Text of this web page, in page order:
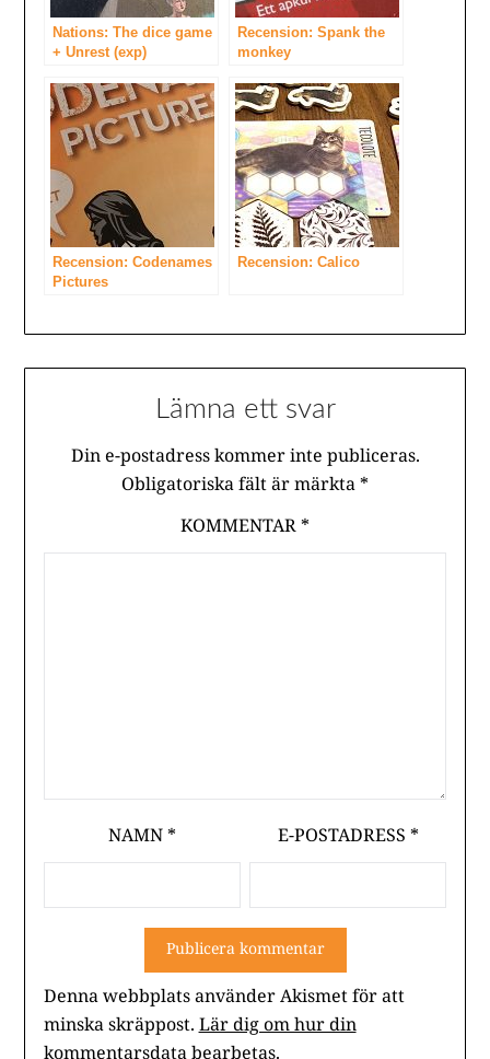
Nations: The dice game
+ Unrest (exp)
Recension: Spank the
monkey
Recension: Codenames
Pictures
Recension: Calico
Lämna ett svar
Din e-postadress kommer inte publiceras.
Obligatoriska fält är märkta*
KOMMENTAR*
NAMN* E-POSTADRESS *
Denna webbplats använder Akismet för att
minska skräppost.Lär dig om hur din